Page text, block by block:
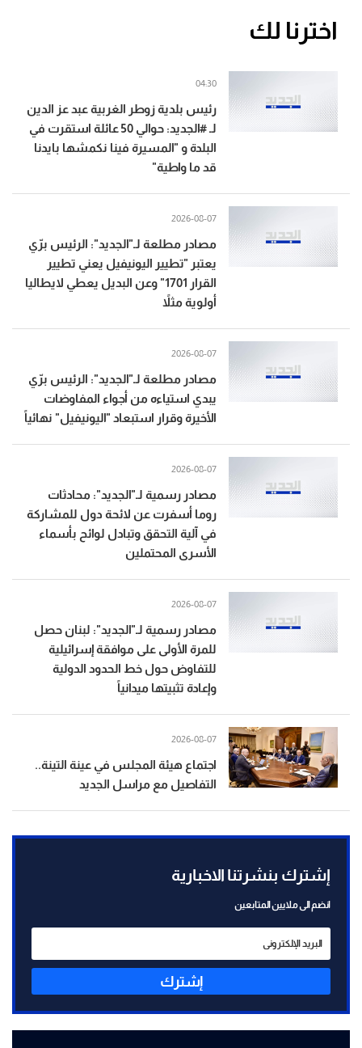
اخترنا لك
رئيس بلدية زوطر الغربية عبد عز الدين
لـ #الجديد: حوالي 50 عائلة استقرت في
البلدة و "المسيرة فينا نكمشها بايدنا
قد ما واطية"
04:30
مصادر مطلعة لـ"الجديد": الرئيس برّي
يعتبر "تطيير اليونيفيل يعني تطيير
القرار 1701" وعن البديل يعطي لايطاليا
أولوية مثلاً
2026-08-07
مصادر مطلعة لـ"الجديد": الرئيس برّي
يبدي استياءه من أجواء المفاوضات
الأخيرة وقرار استبعاد "اليونيفيل" نهائياً
2026-08-07
مصادر رسمية لـ"الجديد": محادثات
روما أسفرت عن لائحة دول للمشاركة
في آلية التحقق وتبادل لوائح بأسماء
الأسرى المحتملين
2026-08-07
مصادر رسمية لـ"الجديد": لبنان حصل
للمرة الأولى على موافقة إسرائيلية
للتفاوض حول خط الحدود الدولية
وإعادة تثبيتها ميدانياً
2026-08-07
اجتماع هيئة المجلس في عينة التينة..
التفاصيل مع مراسل الجديد
2026-08-07
إشترك بنشرتنا الاخبارية
انضم الى ملايين المتابعين
إشترك